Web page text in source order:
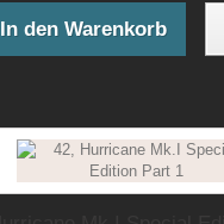
In den Warenkorb